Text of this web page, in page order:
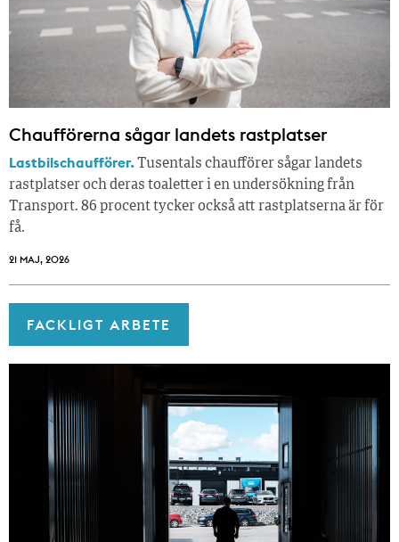
Chaufförerna sågar landets rastplatser
Lastbilschaufförer.Tusentals chaufförer sågar landets
rastplatser och deras toaletter i en undersökning från
Transport. 86 procent tycker också att rastplatserna är för
få.
21 MAJ, 2026
FACKLIGT ARBETE